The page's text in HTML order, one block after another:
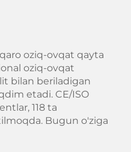
oziq-ovqat qayta
oziq-ovqat
bilan beriladigan
etadi. CE/ISO
118 ta
Bugun o'ziga